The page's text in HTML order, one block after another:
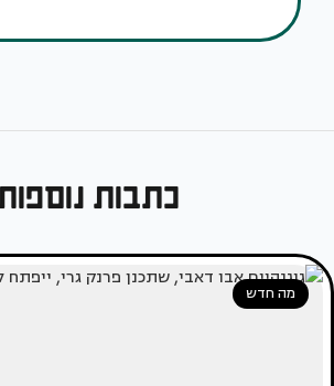
כתבות
מה חדש